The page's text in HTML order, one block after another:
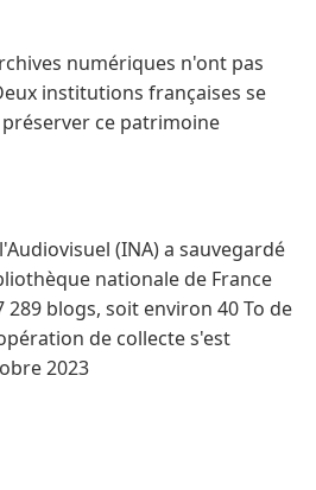
numériques n'ont pas
institutions françaises se
ce patrimoine
(INA) a sauvegardé
nationale de France
289 blogs, soit environ 40 To de
de collecte s'est
2023